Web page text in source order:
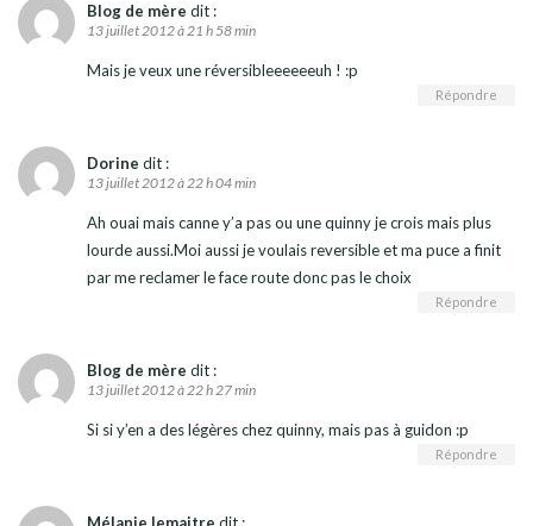
Blog de mère dit :
13 juillet 2012 à 21 h 58 min
Mais je veux une réversibleeeeeeuh ! :p
Répondre
Dorine dit :
13 juillet 2012 à 22 h 04 min
Ah ouai mais canne y’a pas ou une quinny je crois mais plus
lourde aussi.Moi aussi je voulais reversible et ma puce a finit
par me reclamer le face route donc pas le choix
Répondre
Blog de mère dit :
13 juillet 2012 à 22 h 27 min
Si si y’en a des légères chez quinny, mais pas à guidon :p
Répondre